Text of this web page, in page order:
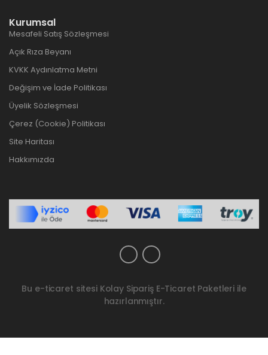
Kurumsal
Mesafeli Satış Sözleşmesi
Açık Rıza Beyanı
KVKK Aydınlatma Metni
Değişim ve İade Politikası
Üyelik Sözleşmesi
Çerez (Cookie) Politikası
Site Haritası
Hakkımızda
Bu e-ticaret sitesi Kolay Sipariş E-Ticaret Paketleri ile
hazırlanmıştır.